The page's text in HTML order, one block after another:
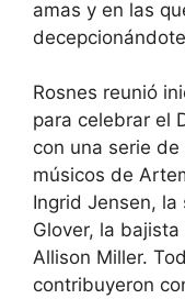
amas y en las
Rosnes reunió
para celebrar el
con una serie
músicos de
Ingrid Jensen,
Glover, la
Allison Miller.
contribuyeron